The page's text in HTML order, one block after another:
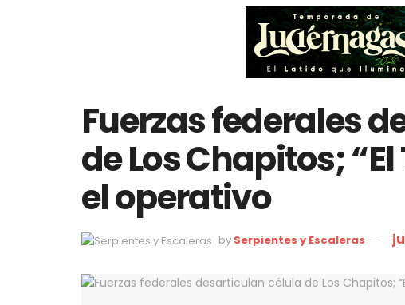
Fuerzas federales
de Los Chapitos;
el operativo
by Serpientes y Escaleras